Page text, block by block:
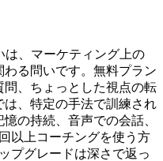
、マーケティング上の
る問いです。無料プラン
、ちょっとした視点の転
、特定の手法で訓練され
の持続、音声での会話、
以上コーチングを使う方
プグレードは深さで返っ